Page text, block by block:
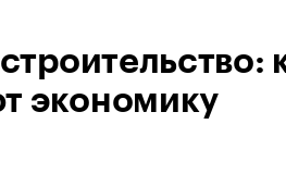
экономику